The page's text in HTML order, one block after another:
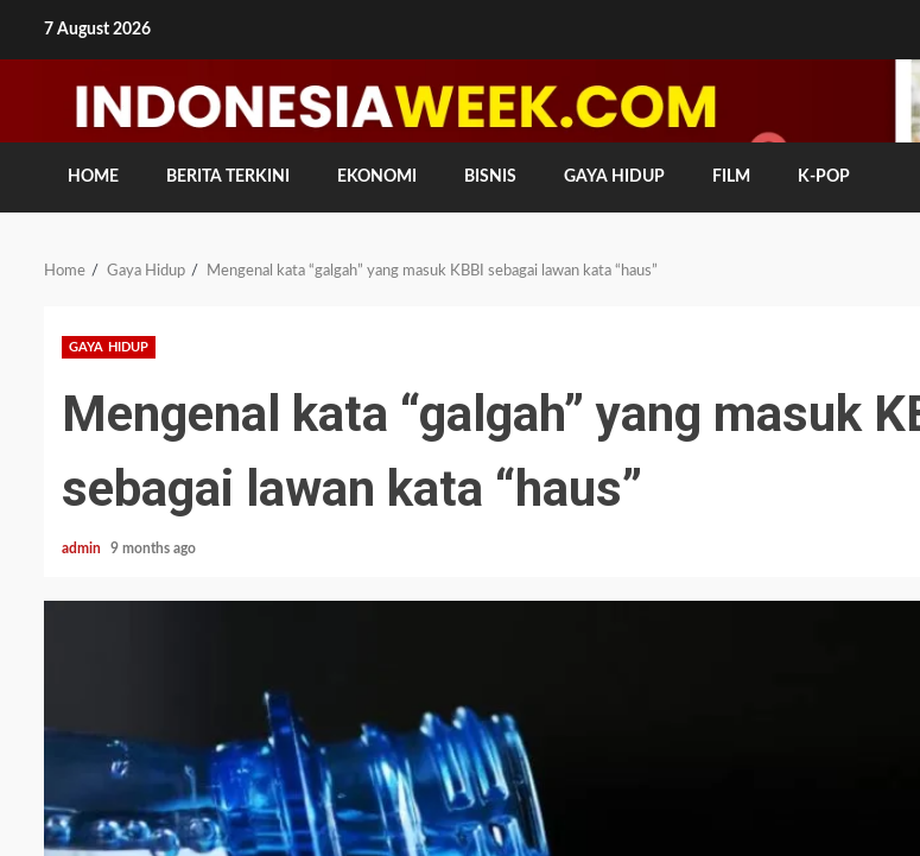
7 August 2026
HOME BERITA TERKINI EKONOMI BISNIS GAYA HIDUP FILM K-POP
Home Gaya Hidup Mengenal kata “galgah” yang masuk KBBI sebagai lawan kata “haus”
GAYA HIDUP
Mengenal kata “galgah” yang masuk
sebagai lawan kata “haus”
admin 9 months ago